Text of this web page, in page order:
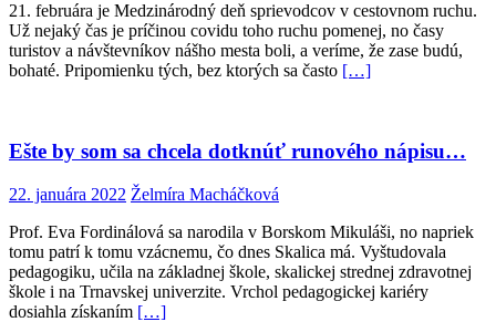
21. februára je Medzinárodný deň sprievodcov v cestovnom ruchu.
Už nejaký čas je príčinou covidu toho ruchu pomenej, no časy
turistov a návštevníkov nášho mesta boli, a veríme, že zase budú,
bohaté. Pripomienku tých, bez ktorých sa často […]
Ešte by som sa chcela dotknúť runového nápisu…
22. januára 2022 Želmíra Macháčková
Prof. Eva Fordinálová sa narodila v Borskom Mikuláši, no napriek
tomu patrí k tomu vzácnemu, čo dnes Skalica má. Vyštudovala
pedagogiku, učila na základnej škole, skalickej strednej zdravotnej
škole i na Trnavskej univerzite. Vrchol pedagogickej kariéry
dosiahla získaním […]